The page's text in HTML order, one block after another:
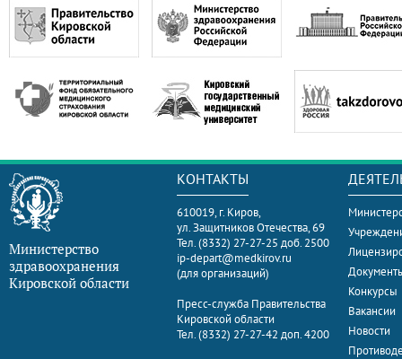
Министерство
здравоохранения
Кировской области
КОНТАКТЫ
610019, г. Киров,
ул. Защитников Отечества, 69
Тел. (8332) 27-27-25 доб. 2500
ip-depart@medkirov.ru
(для организаций)
Пресс-служба Правительства
Кировской области
Тел. (8332) 27-27-42 доп. 4200
Конкурсы
Вакансии
Новости